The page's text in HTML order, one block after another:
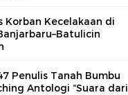
Korban Kecelakaan di
Penulis Tanah Bumbu
Antologi “Suara dari